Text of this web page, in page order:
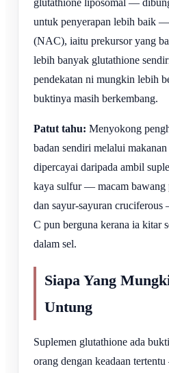
glutathione liposomal —
untuk penyerapan lebih baik
(NAC), iaitu prekursor yang
lebih banyak glutathione
pendekatan ni mungkin lebih
buktinya masih berkembang.
Patut tahu: Menyokong
badan sendiri melalui
dipercayai daripada ambil
kaya sulfur — macam bawang
dan sayur-sayuran
C pun berguna kerana ia kitar
dalam sel.
Siapa Yang
Untung
Suplemen glutathione ada
orang dengan keadaan